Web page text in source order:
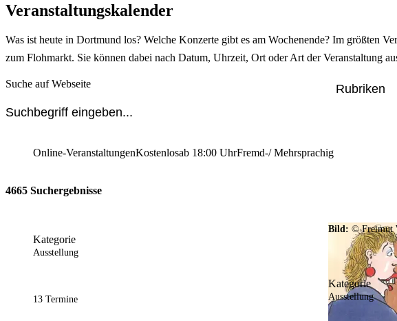
Veranstaltungskalender
Was ist heute in Dortmund los? Welche Konzerte gibt es am Wochenende? Im größten
zum Flohmarkt. Sie können dabei nach Datum, Uhrzeit, Ort oder Art der Veranstaltung
Suche auf Webseite Rubriken
Online-VeranstaltungenKostenlosab 18:00 UhrFremd-/ Mehrsprachig
4665 Suchergebnisse
Kategorie
Ausstellung
13 Termine
Bild:© Freimut
Kategorie
Ausstellung